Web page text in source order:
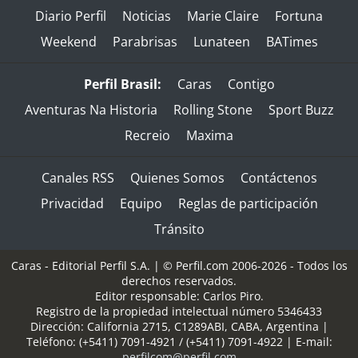
Diario Perfil Noticias Marie Claire
Fortuna
Weekend
Parabrisas Lunateen BATimes
Perfil Brasil: Caras
Contigo
Aventuras Na Historia
Rolling Stone
Sport Buzz
Recreio
Maxima
Canales RSS Quienes Somos
Contáctenos
Privacidad
Equipo
Reglas de participación
Tránsito
Caras - Editorial Perfil S.A. | © Perfil.com 2006-2026 - Todos los
derechos reservados.
Editor responsable: Carlos Piro.
Registro de la propiedad intelectual número 5346433
Dirección: California 2715, C1289ABI, CABA, Argentina |
Teléfono: (+5411) 7091-4921 / (+5411) 7091-4922| E-mail: